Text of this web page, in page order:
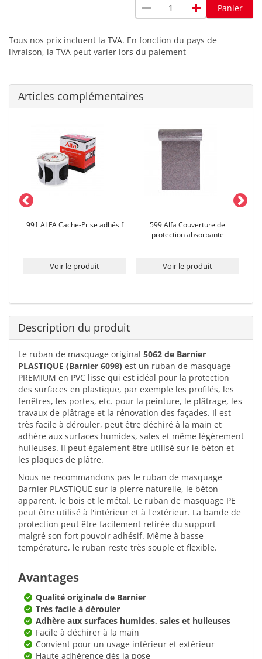
remove add Panier
Tous nos prix incluent la TVA. En fonction du pays de
livraison, la TVA peut varier lors du paiement
Articles complémentaires
991 ALFA Cache-Prise adhésif
Voir le produit
599 Alfa Couverture de
protection absorbante
Voir le produit
Description du produit
Le ruban de masquage original 5062 de Barnier
PLASTIQUE (Barnier 6098) est un ruban de masquage
PREMIUM en PVC lisse qui est idéal pour la protection
des surfaces en plastique, par exemple les profilés, les
fenêtres, les portes, etc. pour la peinture, le plâtrage, les
travaux de plâtrage et la rénovation des façades. Il est
très facile à dérouler, peut être déchiré à la main et
adhère aux surfaces humides, sales et même légèrement
huileuses. Il peut également être utilisé sur le béton et
les plaques de plâtre.
Nous ne recommandons pas le ruban de masquage
Barnier PLASTIQUE sur la pierre naturelle, le béton
apparent, le bois et le métal. Le ruban de masquage PE
peut être utilisé à l'intérieur et à l'extérieur. La bande de
protection peut être facilement retirée du support
malgré son fort pouvoir adhésif. Même à basse
température, le ruban reste très souple et flexible.
Avantages
Qualité originale de Barnier
Très facile à dérouler
Adhère aux surfaces humides, sales et huileuses
Facile à déchirer à la main
Convient pour un usage intérieur et extérieur
Haute adhérence dès la pose